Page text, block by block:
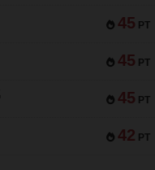
45 PT
45 PT
45 PT
42 PT